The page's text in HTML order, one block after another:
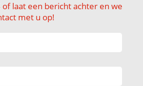
laat een bericht achter en we
met u op!